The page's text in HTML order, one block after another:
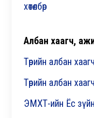
хөтөлбөр
Албан хаагч,
Төрийн албан
Төрийн албан
ЭМХТ-ийн Ёс